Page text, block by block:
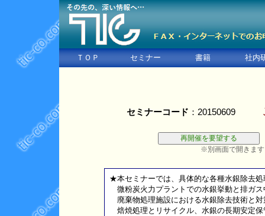
ＴＯＰ セミナー 書籍 社内
セミナーコード ：20150609
※別画面で開きます
★本セミナーでは、具体的な各種水銀除去
微粉炭火力プラントでの水銀挙動と排ガ
廃棄物処理施設における水銀除去技術と
焙焼処理とリサイクル、水銀の長期安定